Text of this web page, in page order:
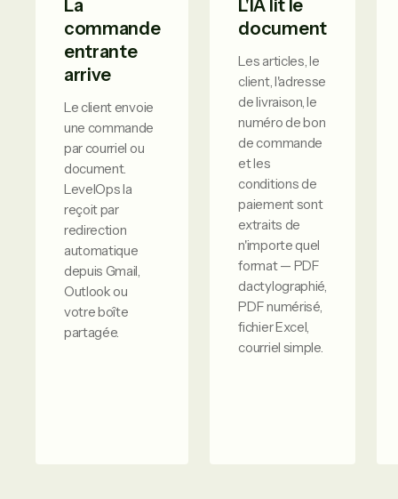
La
commande
entrante
arrive
Le client envoie
une commande
par courriel ou
document.
LevelOps la
reçoit par
redirection
automatique
depuis Gmail,
Outlook ou
votre boîte
partagée.
L'IA lit le
document
Les articles, le
client, l'adresse
de livraison, le
numéro de bon
de commande
et les
conditions de
paiement sont
extraits de
n'importe quel
format — PDF
dactylographié,
PDF numérisé,
fichier Excel,
courriel simple.